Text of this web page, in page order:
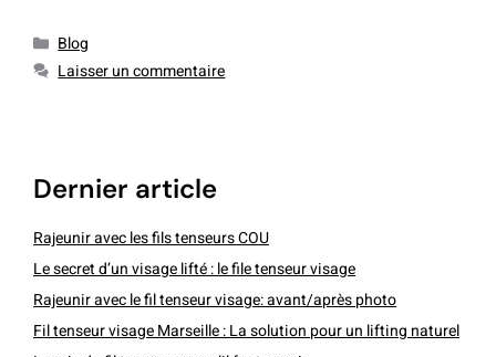
Blog
Laisser un commentaire
dernier article
Rajeunir avec les fils tenseurs COU
Le secret d’un visage lifté : le file tenseur visage
Rajeunir avec le fil tenseur visage: avant/après photo
Fil tenseur visage Marseille : La solution pour un lifting naturel